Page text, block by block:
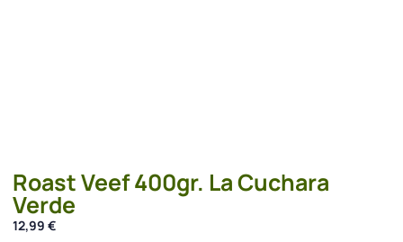
Roast Veef 400gr. La Cuchara
Verde
12,99 €